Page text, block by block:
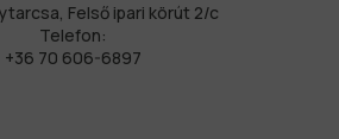
Felső ipari körút 2/c
Telefon:
+36 70 606-6897